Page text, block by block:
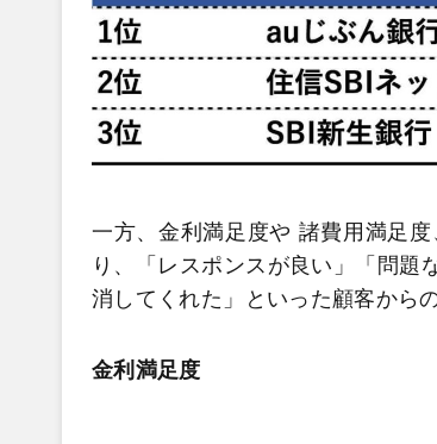
一方、金利満足度や 諸費用満足
り、「レスポンスが良い」「問題
消してくれた」といった顧客から
金利満足度